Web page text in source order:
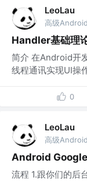
LeoLau
Handler基础理
简介 在Android开
线程通讯实现UI操
0
LeoLau
Android
流程 1.跟你们的后